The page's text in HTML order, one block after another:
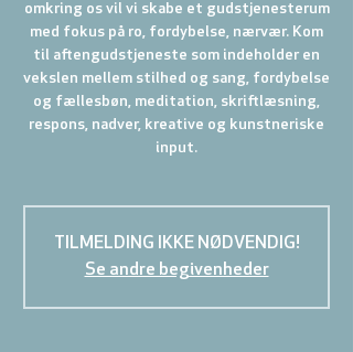
omkring os vil vi skabe et gudstjenesterum
med fokus på ro, fordybelse, nærvær. Kom
til aftengudstjeneste som indeholder en
vekslen mellem stilhed og sang, fordybelse
og fællesbøn, meditation, skriftlæsning,
respons, nadver, kreative og kunstneriske
input.
TILMELDING IKKE NØDVENDIG!
Se andre begivenheder